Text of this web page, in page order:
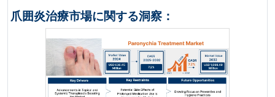
爪囲炎治療市場に関する洞察：